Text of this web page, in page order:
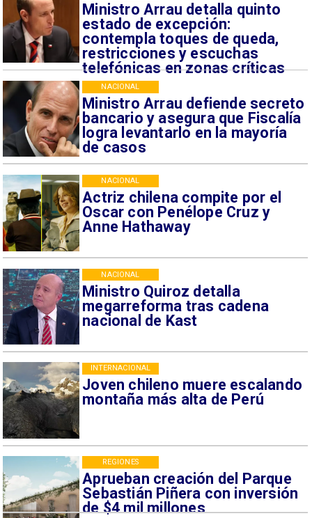
Ministro Arrau detalla quinto
estado de excepción:
contempla toques de queda,
restricciones y escuchas
telefónicas en zonas críticas
Ministro Arrau defiende secreto
bancario y asegura que Fiscalía
logra levantarlo en la mayoría
de casos
NACIONAL
Actriz chilena compite por el
Oscar con Penélope Cruz y
Anne Hathaway
NACIONAL
Ministro Quiroz detalla
megarreforma tras cadena
nacional de Kast
NACIONAL
Joven chileno muere escalando
montaña más alta de Perú
INTERNACIONAL
Aprueban creación del Parque
Sebastián Piñera con inversión
de $4 mil millones
REGIONES